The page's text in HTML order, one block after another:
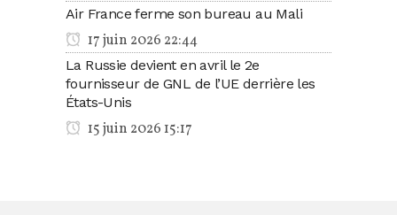
Air France ferme son bureau au Mali
17 juin 2026 22:44
La Russie devient en avril le 2e
fournisseur de GNL de l’UE derrière les
États-Unis
15 juin 2026 15:17